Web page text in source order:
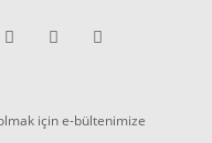
için e-bültenimize